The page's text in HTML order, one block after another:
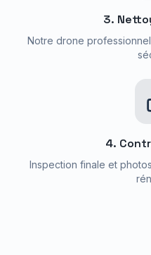
3.
Notre drone
4.
Inspection finale et